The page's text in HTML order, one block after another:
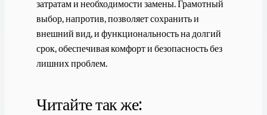
затратам и необходимости замены. Грамотный
выбор, напротив, позволяет сохранить и
внешний вид, и функциональность на долгий
срок, обеспечивая комфорт и безопасность без
лишних проблем.
Читайте так же: